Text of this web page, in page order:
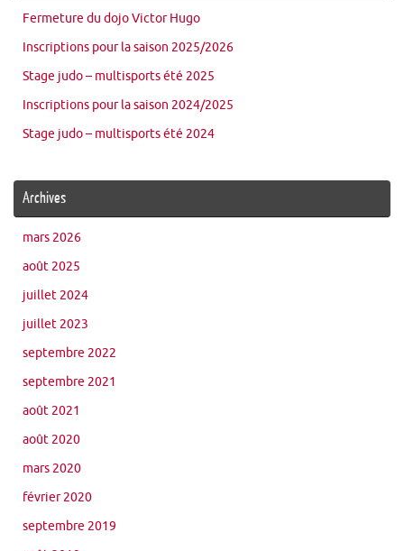
Fermeture du dojo Victor Hugo
Inscriptions pour la saison 2025/2026
Stage judo – multisports été 2025
Inscriptions pour la saison 2024/2025
Stage judo – multisports été 2024
Archives
mars 2026
août 2025
juillet 2024
juillet 2023
septembre 2022
septembre 2021
août 2021
août 2020
mars 2020
février 2020
septembre 2019